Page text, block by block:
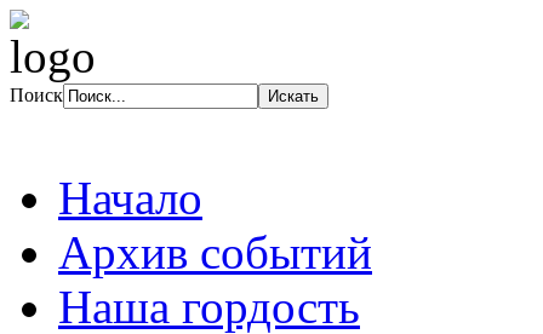
Поиск
Начало
Архив событий
Наша гордость